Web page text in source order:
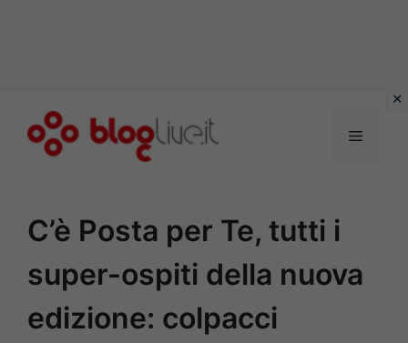
Menu
C’è Posta per Te, tutti i
super-ospiti della nuova
edizione: colpacci